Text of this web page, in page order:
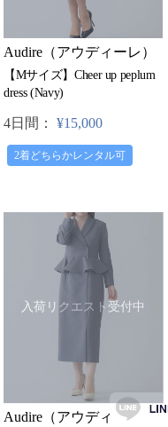
Audire（アウディーレ）
【Mサイズ】Cheer up peplum
dress (Navy)
4日間： ¥15,000
2着どちらかレンタル可
入荷リクエスト受付中
Audire（アウディーレ）